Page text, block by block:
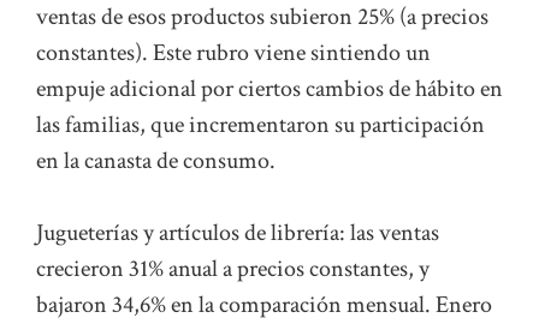
ventas de esos productos subieron 25% (a precios
constantes). Este rubro viene sintiendo un
empuje adicional por ciertos cambios de hábito en
las familias, que incrementaron su participación
en la canasta de consumo.
Jugueterías y artículos de librería: las ventas
crecieron 31% anual a precios constantes, y
bajaron 34,6% en la comparación mensual. Enero